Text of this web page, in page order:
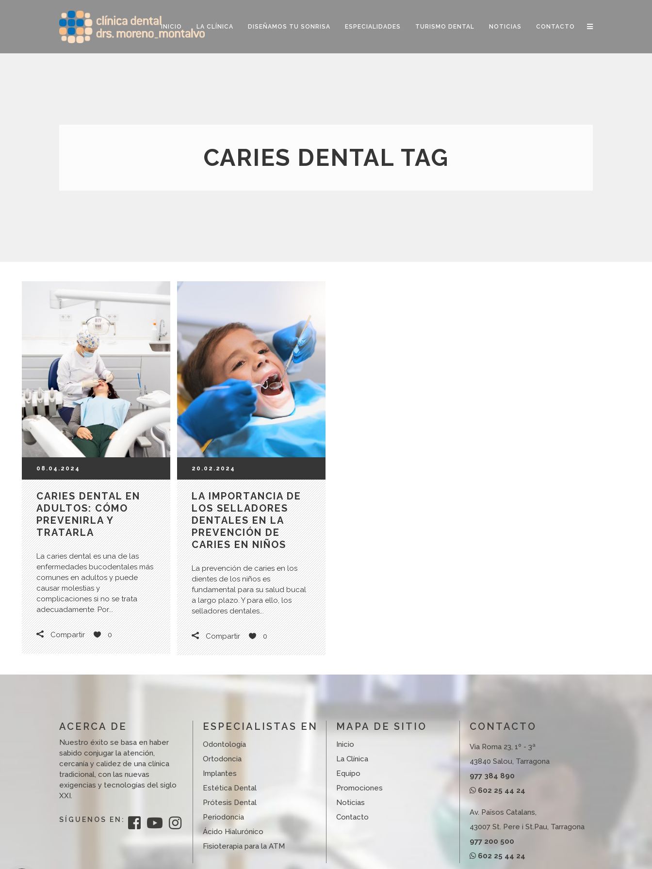
INICIO LA CLÍNICA DISEÑAMOS TU SONRISA ESPECIALIDADES TURISMO DENTAL NOTICIAS CONTACTO
CARIES DENTAL TAG
08.04.2024
CARIES DENTAL EN
ADULTOS: CÓMO
PREVENIRLA Y
TRATARLA
La caries dental es una de las
enfermedades bucodentales más
comunes en adultos y puede
causar molestias y
complicaciones si no se trata
adecuadamente. Por...
Compartir 0
20.02.2024
LA IMPORTANCIA DE
LOS SELLADORES
DENTALES EN LA
PREVENCIÓN DE
CARIES EN NIÑOS
La prevención de caries en los
dientes de los niños es
fundamental para su salud bucal
a largo plazo. Y para ello, los
selladores dentales...
Compartir 0
ACERCA DE
Nuestro éxito se basa en haber
sabido conjugar la atención,
cercanía y calidez de una clínica
tradicional, con las nuevas
exigencias y tecnologías del siglo
XXI.
SÍGUENOS EN:
ESPECIALISTAS EN
Odontología
Ortodoncia
Implantes
Estética Dental
Prótesis Dental
Periodoncia
Ácido Hialurónico
Fisioterapia para la ATM
MAPA DE SITIO
Inicio
La Clínica
Equipo
Promociones
Noticias
Contacto
CONTACTO
Via Roma 23, 1º - 3ª
43840 Salou, Tarragona
977 384 890
602 25 44 24
Av. Països Catalans,
43007 St. Pere i St.Pau, Tarragona
977 200 500
602 25 44 24